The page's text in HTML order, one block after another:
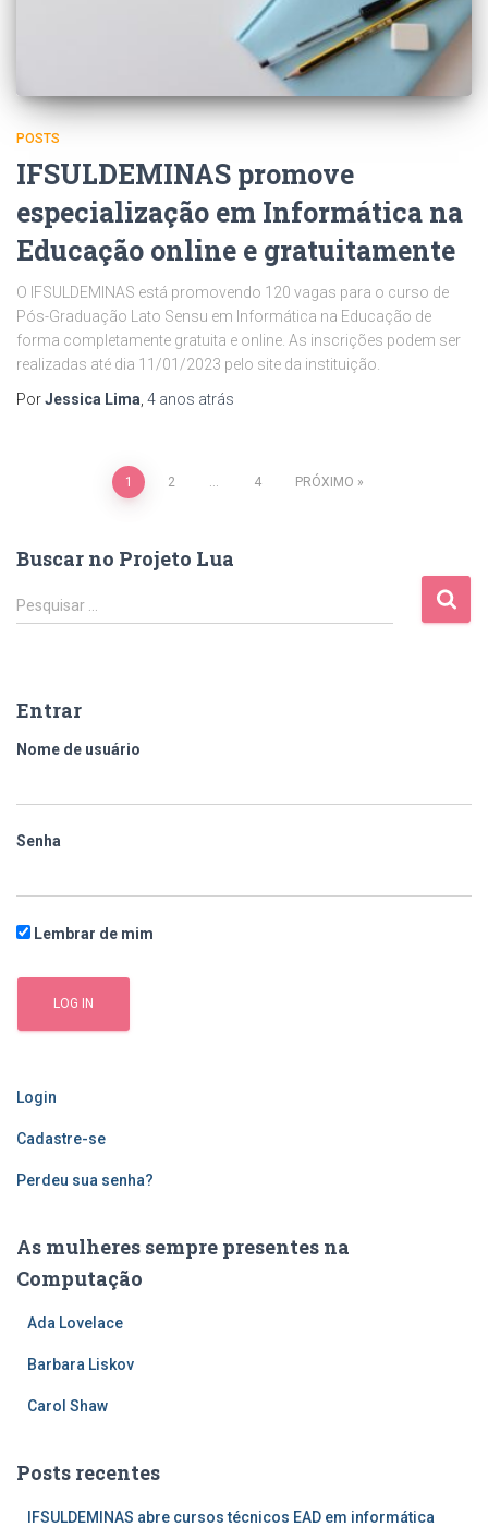
POSTS
IFSULDEMINAS promove
especialização em Informática na
Educação online e gratuitamente
O IFSULDEMINAS está promovendo 120 vagas para o curso de
Pós-Graduação Lato Sensu em Informática na Educação de
forma completamente gratuita e online. As inscrições podem ser
realizadas até dia 11/01/2023 pelo site da instituição.
PorJessica Lima 4 anos atrás
1 2 4 PRÓXIMO
Buscar no Projeto Lua
Pesquisar …
Entrar
Nome de usuário
Senha
Lembrar de mim
Login
Cadastre-se
Perdeu sua senha?
As mulheres sempre presentes na
Computação
Ada Lovelace
Barbara Liskov
Carol Shaw
Posts recentes
IFSULDEMINAS abre cursos técnicos EAD em informática